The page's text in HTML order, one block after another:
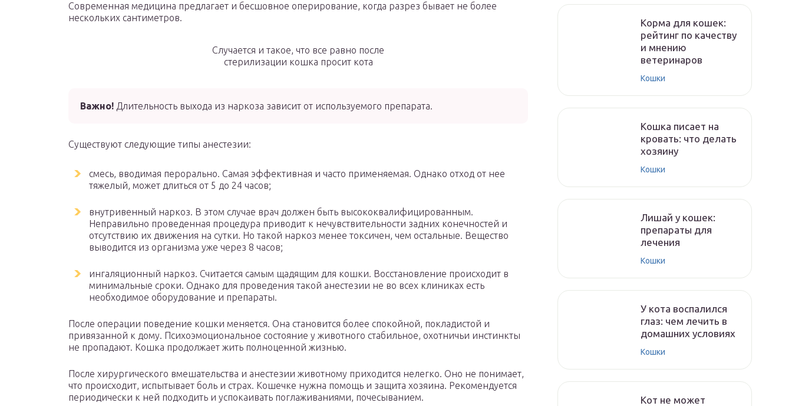
Современная медицина предлагает и бесшовное оперирование, когда разрез бывает не более
нескольких сантиметров.
Случается и такое, что все равно после
стерилизации кошка просит кота
Важно! Длительность выхода из наркоза зависит от используемого препарата.
Существуют следующие типы анестезии:
смесь, вводимая перорально. Самая эффективная и часто применяемая. Однако отход от нее
тяжелый, может длиться от 5 до 24 часов;
внутривенный наркоз. В этом случае врач должен быть высококвалифицированным.
Неправильно проведенная процедура приводит к нечувствительности задних конечностей и
отсутствию их движения на сутки. Но такой наркоз менее токсичен, чем остальные. Вещество
выводится из организма уже через 8 часов;
ингаляционный наркоз. Считается самым щадящим для кошки. Восстановление происходит в
минимальные сроки. Однако для проведения такой анестезии не во всех клиниках есть
необходимое оборудование и препараты.
После операции поведение кошки меняется. Она становится более спокойной, покладистой и
привязанной к дому. Психоэмоциональное состояние у животного стабильное, охотничьи инстинкты
не пропадают. Кошка продолжает жить полноценной жизнью.
После хирургического вмешательства и анестезии животному приходится нелегко. Оно не понимает,
что происходит, испытывает боль и страх. Кошечке нужна помощь и защита хозяина. Рекомендуется
периодически к ней подходить и успокаивать поглаживаниями, почесыванием.
Корма для кошек:
рейтинг по качеству
и мнению
ветеринаров
Кошки
Кошка писает на
кровать: что делать
хозяину
Кошки
Лишай у кошек:
препараты для
лечения
Кошки
У кота воспалился
глаз: чем лечить в
домашних условиях
Кошки
Кот не может